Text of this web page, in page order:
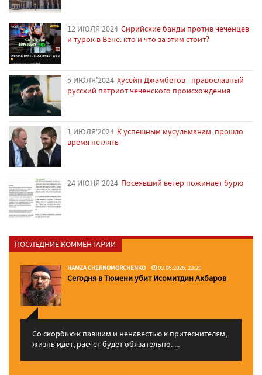
12 ИЮЛЯ'2024 Сирийские банды против чеченцев
и турок в Вене: кто и что за этим стоит?
5 ИЮЛЯ'2024 Хусейн Джамбетов - православный
русский патриот чеченского происхождения
1 ИЮЛЯ'2024 К успешным мусульманам: прошло
время петлять
24 ИЮНЯ'2024 Посеявший ветер пожинает бурю
ПОСЛЕДНИЕ КОММЕНТАРИИ
HAMZA CHERNOMORCHENKO 03.06.2026, 23:29
Сегодня в Тюмени убит Исомитдин Акбаров
Со скорбью к павшим и ненавестью к притеснителям,
жизнь идет, расчет будет обязательно. ...